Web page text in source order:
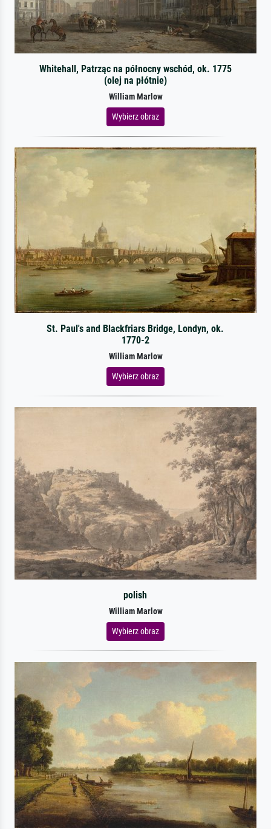
Whitehall, Patrząc na północny wschód, ok. 1775
(olej na płótnie)
William Marlow
Wybierz obraz
St. Paul's and Blackfriars Bridge, Londyn, ok.
1770-2
William Marlow
Wybierz obraz
polish
William Marlow
Wybierz obraz